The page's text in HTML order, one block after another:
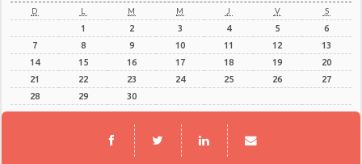
D L M M J V S
1 2 3 4 5
6
7
8 9 10 11 12
13
14
15 16 17 18 19
20
21
22 23 24 25 26
27
28
29 30